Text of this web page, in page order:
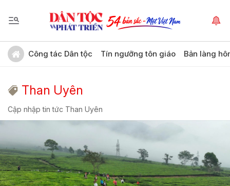
Công tác Dân tộc Tín ngưỡng tôn giáo Bản làng
Than Uyên
Cập nhập tin tức Than Uyên